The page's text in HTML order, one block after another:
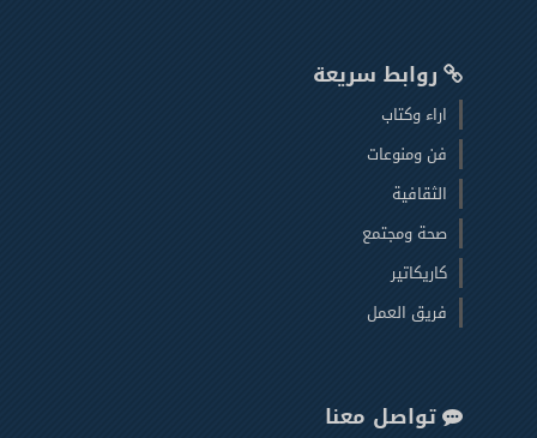
روابط سريعة
اراء وكتاب
فن ومنوعات
الثقافية
صحة ومجتمع
كاريكاتير
فريق العمل
تواصل معنا